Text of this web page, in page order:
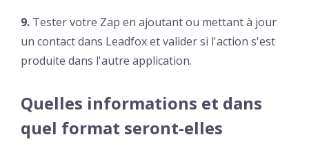
9. Tester votre Zap en ajoutant ou mettant à jour
un contact dans Leadfox et valider si l'action s'est
produite dans l'autre application.
Quelles informations et dans
quel format seront-elles